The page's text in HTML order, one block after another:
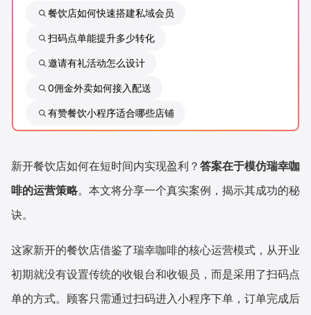
智库 产品场景库
行业洞察
品牌消费观 行业报告
增长俱乐部
增长俱乐部 有赞商盟
餐饮店如何快速搭建私域会员
扫码点单能提升多少转化
邀请有礼活动怎么设计
0佣金外卖如何接入配送
有赞餐饮小程序适合哪些店铺
新开餐饮店如何在短时间内实现盈利？ 答案在于模仿瑞幸咖
啡的运营策略。本文将分享一个真实案例，揭示其成功的秘
诀。
这家新开的餐饮店借鉴了瑞幸咖啡的核心运营模式，从开业
初期就没有设置传统的收银台和收银员，而是采用了扫码点
单的方式。顾客只需通过扫码进入小程序下单，订单完成后